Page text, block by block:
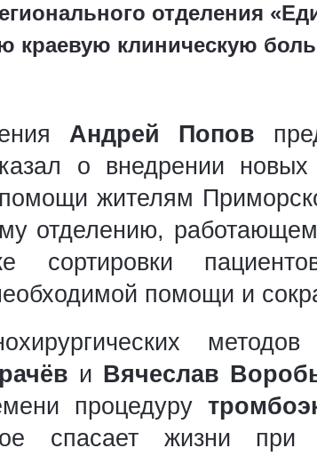
отделения
краевую клиническую
Андрей Попов
о внедрении
жителям
отделению,
сортировки
помощи и
и Вячеслав
процедуру
спасает жизни при